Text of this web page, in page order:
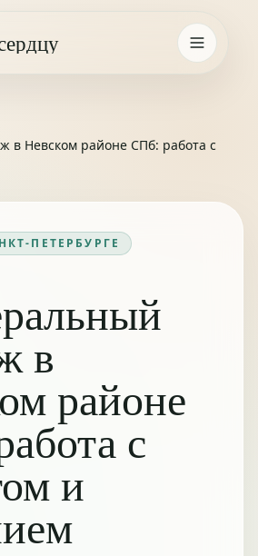
в Невском районе СПб: работа с
ПЕТЕРБУРГЕ
в
районе
с
и